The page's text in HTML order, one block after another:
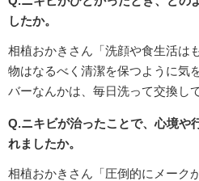
したか。
相植おかきさん「洗顔や食生活は
物はなるべく清潔を保つように気
バーなんかは、毎日洗って交換し
Q.ニキビが治ったことで、心境や
れましたか。
相植おかきさん「圧倒的にメーク